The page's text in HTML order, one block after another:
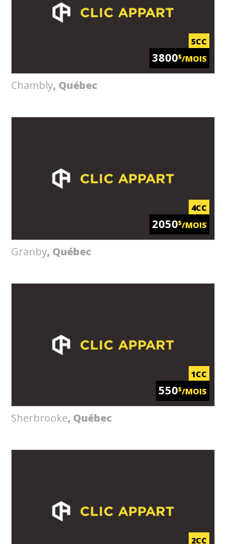
5CC
3800$/MOIS
Chambly, Québec
4CC
2050$/MOIS
Granby, Québec
1CC
550$/MOIS
Sherbrooke, Québec
2CC